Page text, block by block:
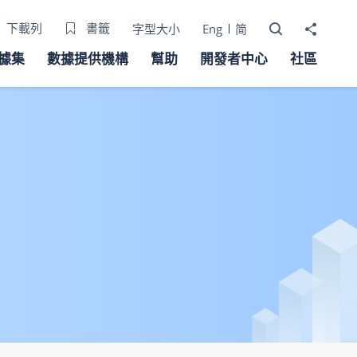
下載列 書籤 字型大小 Eng 简 打開搜尋器
分享至
集 數據提供機構 幫助 開發者中心 社區